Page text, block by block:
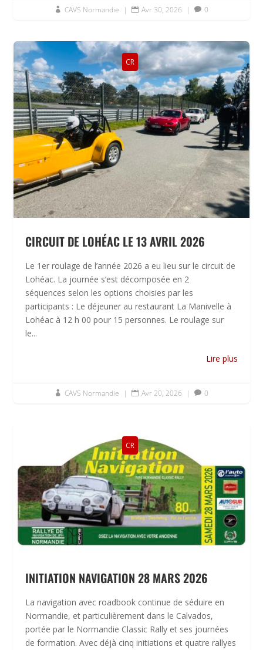
 CAVS Normandie |  Avr 30, 2026 |  0
CR
CIRCUIT DE LOHÉAC LE 13 AVRIL 2026
Le 1er roulage de l’année 2026 a eu lieu sur le circuit de
Lohéac. La journée s’est décomposée en 2
séquences selon les options choisies par les
participants : Le déjeuner au restaurant La Manivelle à
Lohéac à 12 h 00 pour 15 personnes. Le roulage sur
le...
Lire plus
 CAVS Normandie |  Avr 20, 2026 |  0
CR
INITIATION NAVIGATION 28 MARS 2026
La navigation avec roadbook continue de séduire en
Normandie, et particulièrement dans le Calvados,
portée par le Normandie Classic Rally et ses journées
de formation. Avec déjà cinq initiations et quatre rallyes